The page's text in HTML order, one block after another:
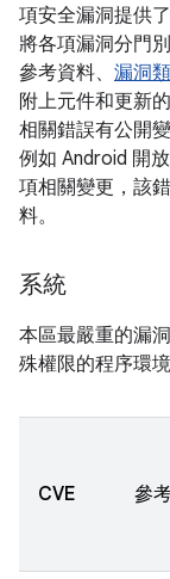
項安全漏洞提供
將各項漏洞分門
參考資料、 漏洞
附上元件和更新
相關錯誤有公開
例如 Android 開
項相關變更，該
料。
系統
本區最嚴重的漏
殊權限的程序環
CVE 參